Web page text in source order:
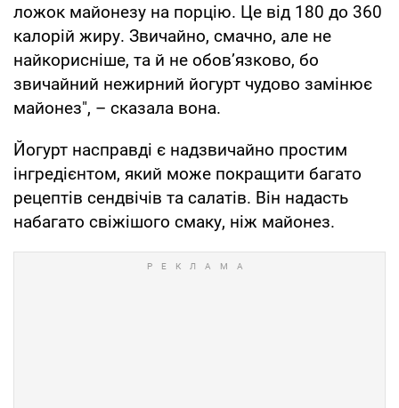
ложок майонезу на порцію. Це від 180 до 360
калорій жиру. Звичайно, смачно, але не
найкорисніше, та й не обов’язково, бо
звичайний нежирний йогурт чудово замінює
майонез", – сказала вона.
Йогурт насправді є надзвичайно простим
інгредієнтом, який може покращити багато
рецептів сендвічів та салатів. Він надасть
набагато свіжішого смаку, ніж майонез.